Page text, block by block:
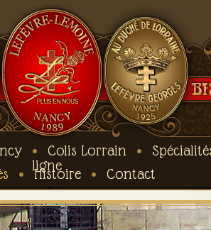
Colis Lorrain
ligne
Histoire Contact